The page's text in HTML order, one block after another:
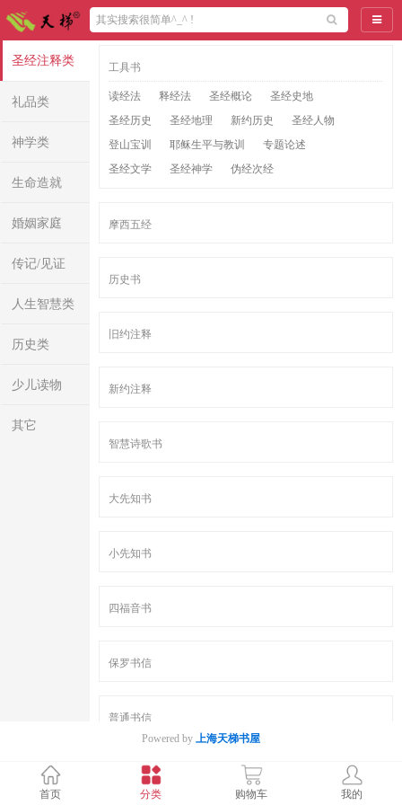
首页 分类 购物车 我的
导航
圣经注释类
礼品类
神学类
生命造就
婚姻家庭
传记/见证
人生智慧类
历史类
少儿读物
其它
工具书
读经法 释经法 圣经概论
圣经史地
圣经历史
圣经地理 新约历史
圣经人物
登山宝训
耶稣生平与教训
专题论述
圣经文学
圣经神学 伪经次经
摩西五经
历史书
旧约注释
新约注释
智慧诗歌书
大先知书
小先知书
四福音书
保罗书信
普通书信
Powered by 上海天梯书屋